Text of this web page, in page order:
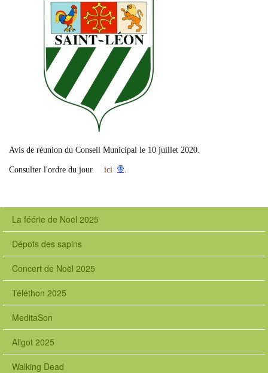
Avis de réunion du Conseil Municipal le 10 juillet 2020.
Consulter l'ordre du jour ici .
La féérie de Noël 2025
Dépots des sapins
Concert de Noël 2025
Téléthon 2025
MeditaSon
Aligot 2025
Walking Dead